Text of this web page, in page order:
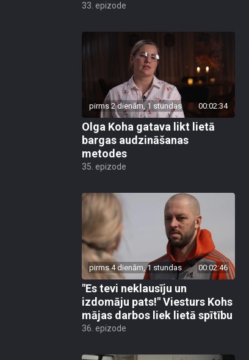
33. epizode
pirms 2 dienām, 1 stundas 00:02:34
Olga Koha gatava likt lietā
bargas audzināšanas
metodes
35. epizode
pirms 4 dienām, 1 stundas 00:02:46
"Es tevi neklausīju un
izdomāju pats!" Viesturs Kohs
mājas darbos liek lietā spītību
36. epizode